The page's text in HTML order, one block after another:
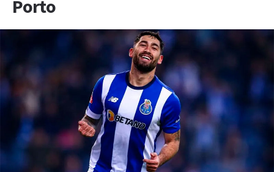
Porto